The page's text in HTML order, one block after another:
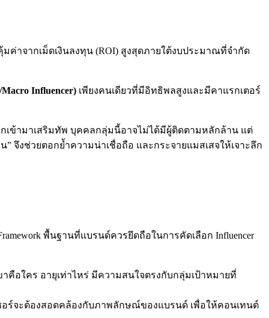
าจากเม็ดเงินลงทุน (ROI) สูงสุดภายใต้งบประมาณที่จำกัด
Influencer) เพียงคนเดียวที่มีอิทธิพลสูงและมีคาแรกเตอร์
เข้ามาเสริมทัพ บุคคลกลุ่มนี้อาจไม่ได้มีผู้ติดตามหลักล้าน แต่
งช่วยตอกย้ำความน่าเชื่อถือ และกระจายแมสเสจให้เจาะลึก
พื้นฐานที่แบรนด์ควรยึดถือในการคัดเลือก Influencer
คือใคร อายุเท่าไหร่ มีความสนใจตรงกับกลุ่มเป้าหมายที่
ร์จะต้องสอดคล้องกับภาพลักษณ์ของแบรนด์ เพื่อให้คอนเทนต์